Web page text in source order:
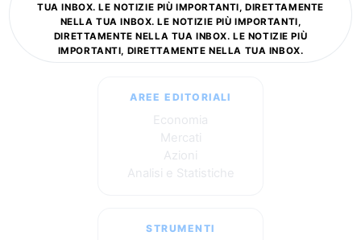
TUA INBOX. LE NOTIZIE PIÙ IMPORTANTI, DIRETTAMENTE
NELLA TUA INBOX. LE NOTIZIE PIÙ IMPORTANTI,
DIRETTAMENTE NELLA TUA INBOX. LE NOTIZIE PIÙ
IMPORTANTI, DIRETTAMENTE NELLA TUA INBOX.
AREE EDITORIALI
Economia
Mercati
Azioni
Analisi e Statistiche
STRUMENTI